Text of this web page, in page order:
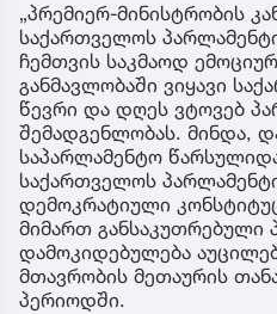
„პრემიერ-მინისტრობის
საქართველოს
ჩემთვის საკმაოდ
განმავლობაში ვიყავი
წევრი და დღეს ვტოვებ
შემადგენლობას. მინდა,
საპარლამენტო
საქართველოს
დემოკრატიული
მიმართ განსაკუთრებული
დამოკიდებულება
მთავრობის მეთაურის
პერიოდში.